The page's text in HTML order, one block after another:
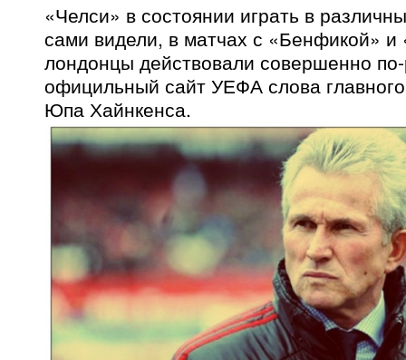
«Челси» в состоянии играть в
сами видели, в матчах с «Бенфикой» и
лондонцы действовали совершенно
официльный сайт УЕФА слова
Юпа Хайнкенса.